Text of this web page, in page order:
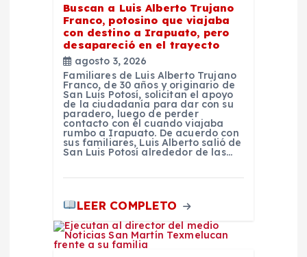
Buscan a Luis Alberto Trujano
Franco, potosino que viajaba
con destino a Irapuato, pero
desapareció en el trayecto
agosto 3, 2026
Familiares de Luis Alberto Trujano
Franco, de 30 años y originario de
San Luis Potosí, solicitan el apoyo
de la ciudadanía para dar con su
paradero, luego de perder
contacto con él cuando viajaba
rumbo a Irapuato. De acuerdo con
sus familiares, Luis Alberto salió de
San Luis Potosí alrededor de las…
LEER COMPLETO